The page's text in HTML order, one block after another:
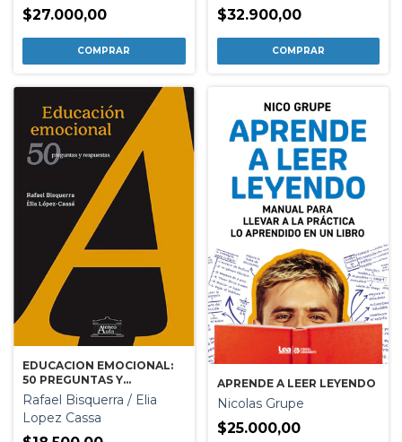
$27.000,00 $32.900,00
EDUCACION EMOCIONAL:
50 PREGUNTAS Y
RESPUESTAS
Rafael Bisquerra / Elia
Lopez Cassa
APRENDE A LEER LEYENDO
Nicolas Grupe
$25.000,00